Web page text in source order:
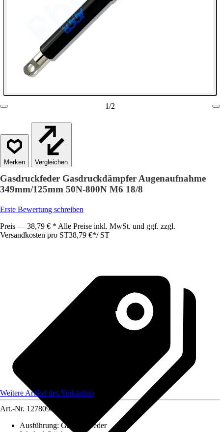
1/2
Vergleichen
Gasdruckfeder Gasdruckdämpfer Augenaufnahme
349mm/125mm 50N-800N M6 18/8
Erste Bewertung schreiben
Preis — 38,79 € * Alle Preise inkl. MwSt. und ggf. zzgl.
Versandkosten pro ST38,79 €*/ ST
Weitere Artikel des Verkäufers
Art.-Nr. 12780986
Ausführung: Gasdruckfeder